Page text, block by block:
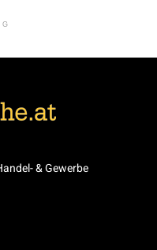
& Gewerbe